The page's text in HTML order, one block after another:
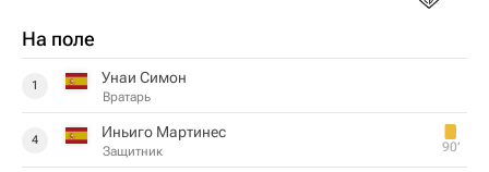
На поле
1 Унаи Симон
Вратарь
4 Иньиго Мартинес
Защитник 90‎’‎